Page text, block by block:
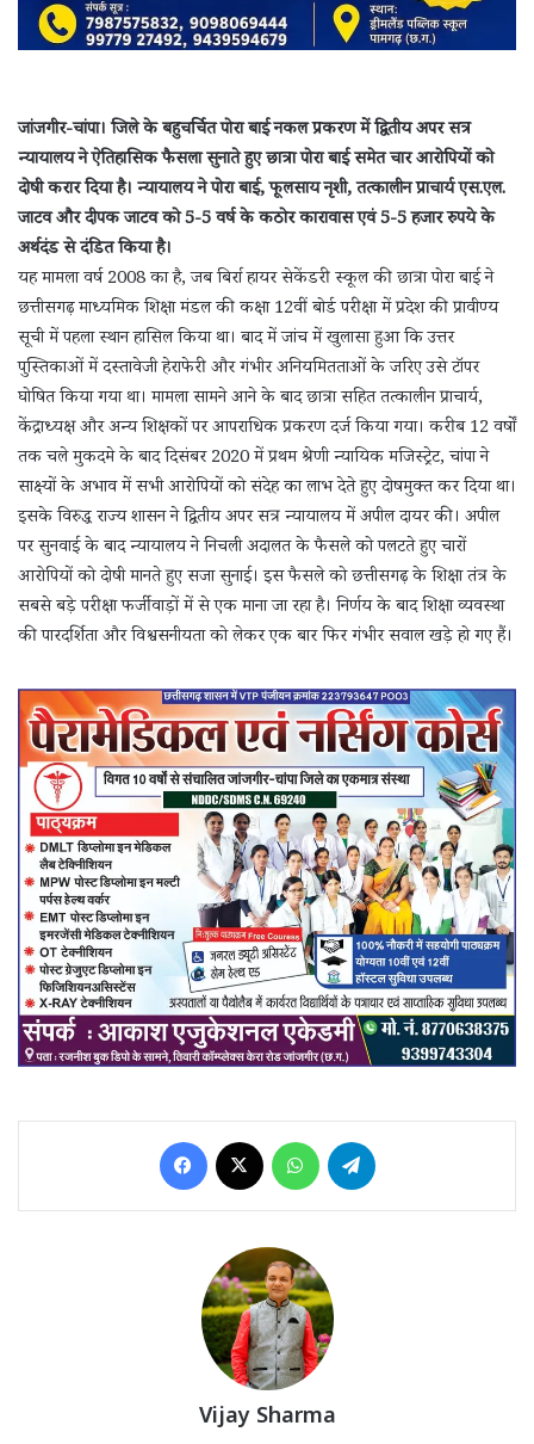
जांजगीर-चांपा। जिले के बहुचर्चित पोरा बाई नकल प्रकरण में द्वितीय अपर सत्र
न्यायालय ने ऐतिहासिक फैसला सुनाते हुए छात्रा पोरा बाई समेत चार आरोपियों को
दोषी करार दिया है। न्यायालय ने पोरा बाई, फूलसाय नृशी, तत्कालीन प्राचार्य एस.एल.
जाटव और दीपक जाटव को 5-5 वर्ष के कठोर कारावास एवं 5-5 हजार रुपये के
अर्थदंड से दंडित किया है।
यह मामला वर्ष 2008 का है, जब बिर्रा हायर सेकेंडरी स्कूल की छात्रा पोरा बाई ने
छत्तीसगढ़ माध्यमिक शिक्षा मंडल की कक्षा 12वीं बोर्ड परीक्षा में प्रदेश की प्रावीण्य
सूची में पहला स्थान हासिल किया था। बाद में जांच में खुलासा हुआ कि उत्तर
पुस्तिकाओं में दस्तावेजी हेराफेरी और गंभीर अनियमितताओं के जरिए उसे टॉपर
घोषित किया गया था। मामला सामने आने के बाद छात्रा सहित तत्कालीन प्राचार्य,
केंद्राध्यक्ष और अन्य शिक्षकों पर आपराधिक प्रकरण दर्ज किया गया। करीब 12 वर्षों
तक चले मुकदमे के बाद दिसंबर 2020 में प्रथम श्रेणी न्यायिक मजिस्ट्रेट, चांपा ने
साक्ष्यों के अभाव में सभी आरोपियों को संदेह का लाभ देते हुए दोषमुक्त कर दिया था।
इसके विरुद्ध राज्य शासन ने द्वितीय अपर सत्र न्यायालय में अपील दायर की। अपील
पर सुनवाई के बाद न्यायालय ने निचली अदालत के फैसले को पलटते हुए चारों
आरोपियों को दोषी मानते हुए सजा सुनाई। इस फैसले को छत्तीसगढ़ के शिक्षा तंत्र के
सबसे बड़े परीक्षा फर्जीवाड़ों में से एक माना जा रहा है। निर्णय के बाद शिक्षा व्यवस्था
की पारदर्शिता और विश्वसनीयता को लेकर एक बार फिर गंभीर सवाल खड़े हो गए हैं।
Facebook WhatsApp
Vijay Sharma